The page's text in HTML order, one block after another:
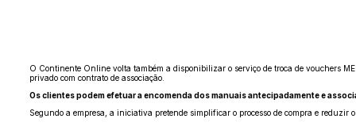
O Continente Online volta também a disponibilizar o serviço de troca de vouchers
privado com contrato de associação.
Os clientes podem efetuar a encomenda dos manuais antecipadamente e
Segundo a empresa, a iniciativa pretende simplificar o processo de compra e